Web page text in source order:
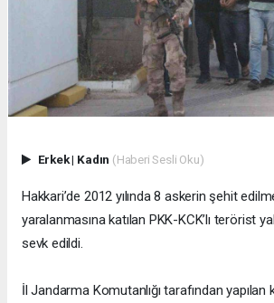
Erkek| Kadın (Haberi Sesli Oku)
Hakkari’de 2012 yılında 8 askerin şehit
yaralanmasına katılan PKK-KCK’lı terörist
sevk edildi.
İl Jandarma Komutanlığı tarafından yapılan